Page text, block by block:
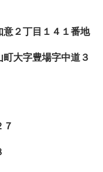
意２丁目１４１番地
大字豊場字中道３
７